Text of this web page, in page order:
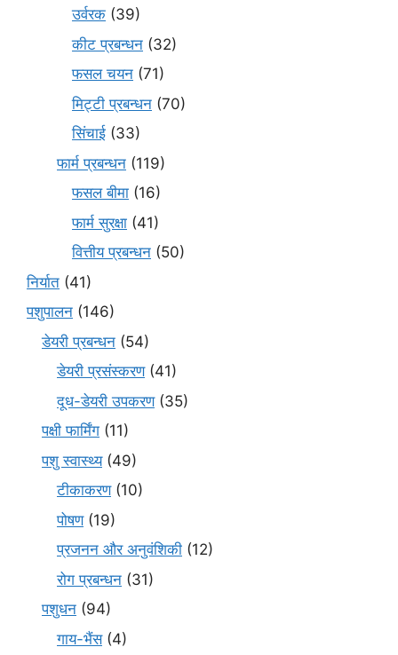
उर्वरक (39)
कीट प्रबन्धन (32)
फसल चयन (71)
मि‌ट्टी प्रबन्धन (70)
सिंचाई (33)
फार्म प्रबन्धन (119)
फसल बीमा (16)
फार्म सुरक्षा (41)
वित्तीय प्रबन्धन (50)
निर्यात (41)
पशुपालन (146)
डेयरी प्रबन्धन (54)
डेयरी प्रसंस्करण(41)
दूध-डेयरी उपकरण(35)
पक्षी फार्मिंग (11)
पशु स्वास्थ्य(49)
टीकाकरण(10)
पोषण(19)
प्रजनन और अनुवंशिकी (12)
रोग प्रबन्धन (31)
पशुधन (94)
गाय-भैंस(4)